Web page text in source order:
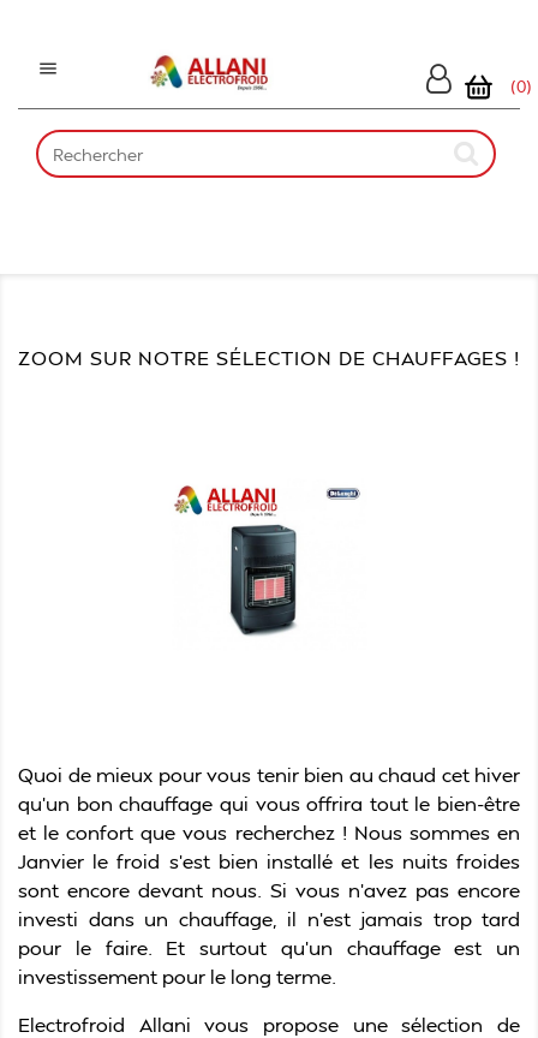

(0)
ZOOM SUR NOTRE SÉLECTION DE CHAUFFAGES !
Quoi de mieux pour vous tenir bien au chaud cet hiver
qu’un bon chauffage qui vous offrira tout le bien-être
et le confort que vous recherchez ! Nous sommes en
Janvier le froid s’est bien installé et les nuits froides
sont encore devant nous. Si vous n’avez pas encore
investi dans un chauffage, il n’est jamais trop tard
pour le faire. Et surtout qu’un chauffage est un
investissement pour le long terme.
Electrofroid Allani vous propose une sélection de